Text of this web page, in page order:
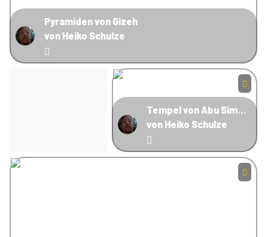
Pyramiden von Gizeh
von Heiko Schulze
Tempel von Abu Simbel
von Heiko Schulze